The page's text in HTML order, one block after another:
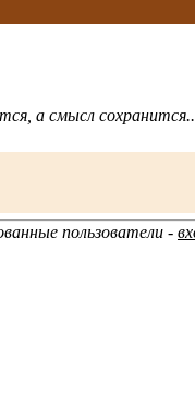
а смысл сохранится..
пользователи -